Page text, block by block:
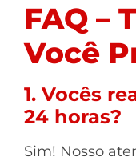
FAQ –
Você
1. Vocês
24 horas?
Sim! Nosso